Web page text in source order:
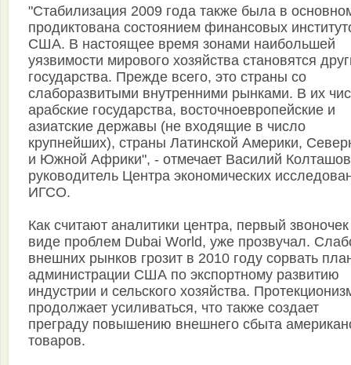
"Стабилизация 2009 года также была в
продиктована состоянием финансовых
США. В настоящее время зонами наибольшей
уязвимости мирового хозяйства становятся
государства. Прежде всего, это страны со
слаборазвитыми внутренними рынками. В их
арабские государства, восточноевропейские и
азиатские державы (не входящие в число
крупнейших), страны Латинской Америки,
и Южной Африки", - отмечает Василий
руководитель Центра экономических
ИГСО.
Как считают аналитики центра, первый
виде проблем Dubai World, уже прозвучал.
внешних рынков грозит в 2010 году сорвать
администрации США по экспортному развитию
индустрии и сельского хозяйства.
продолжает усиливаться, что также создает
преграду повышению внешнего сбыта
товаров.